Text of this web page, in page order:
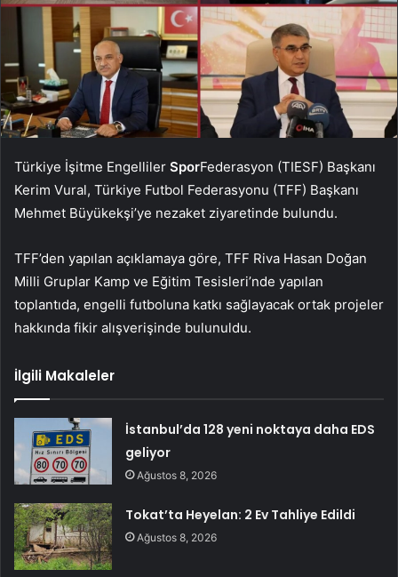
Türkiye İşitme Engelliler SporFederasyon (TIESF) Başkanı
Kerim Vural, Türkiye Futbol Federasyonu (TFF) Başkanı
Mehmet Büyükekşi’ye nezaket ziyaretinde bulundu.
TFF’den yapılan açıklamaya göre, TFF Riva Hasan Doğan
Milli Gruplar Kamp ve Eğitim Tesisleri’nde yapılan
toplantıda, engelli futboluna katkı sağlayacak ortak projeler
hakkında fikir alışverişinde bulunuldu.
İlgili Makaleler
İstanbul’da 128 yeni noktaya daha EDS
geliyor
Ağustos 8, 2026
Tokat’ta Heyelan: 2 Ev Tahliye Edildi
Ağustos 8, 2026